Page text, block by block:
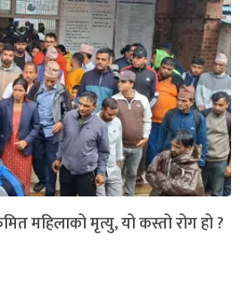
महिलाको मृत्यु, यो कस्तो रोग हो ?